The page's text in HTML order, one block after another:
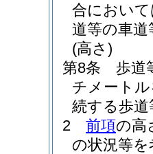
合におい
道等の車
(高さ)
第8条
歩道
チメート
続する歩
2
前項の高
の状況等